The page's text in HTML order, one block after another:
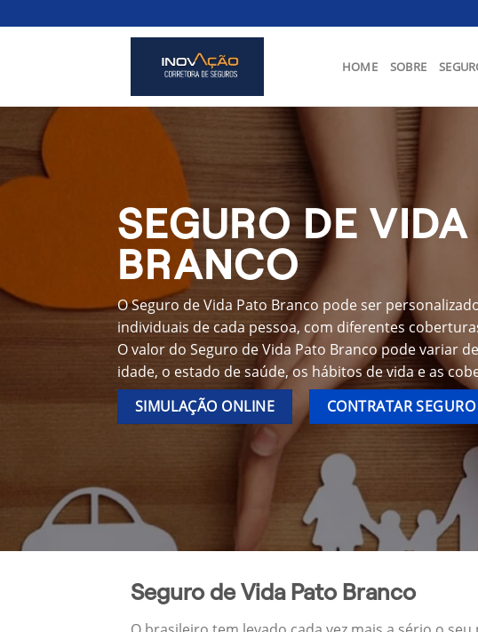
to
HOME SOBRE
SEGURO DE VIDA
BRANCO
O Seguro de Vida Pato Branco pode ser
individuais de cada pessoa, com diferentes
O valor do Seguro de Vida Pato Branco pode variar
idade, o estado de saúde, os hábitos de vida e as
SIMULAÇÃO ONLINE
CONTRATAR
Seguro de Vida Pato Branco